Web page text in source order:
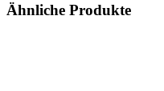
Ähnliche Produkte